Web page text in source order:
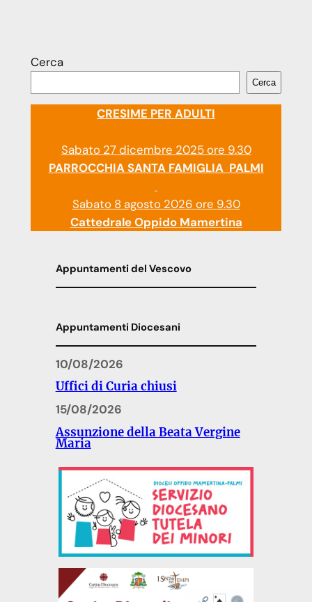
Cerca
Cerca
CRESIME PER ADULTI
Sabato 27 dicembre 2025 ore 9.30
PARROCCHIA SANTA FAMIGLIA PALMI
Sabato 8 agosto 2026 ore 9.30
Cattedrale Oppido Mamertina
Appuntamenti del Vescovo
Appuntamenti Diocesani
10/08/2026
Uffici di Curia chiusi
15/08/2026
Assunzione della Beata Vergine
Maria